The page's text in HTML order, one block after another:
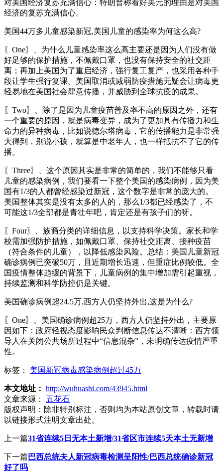
对美国经济复苏充满信心：特朗普称看好美元的理由是对美国
经济的复苏充满信心。
美国44万多儿童感染新冠,美国儿童的感染率为何这么高?
〖One〗、为什么儿童感染率这么高主要还是因为人们没有做
好足够的保护措施，不佩戴口罩，也没有保持安全的社交距
离；再加上美国为了重启经济，强行复工复产，也采用各种手
段让学生强行复课。美国取消或减弱防疫措施无疑会让病毒更
轻易地在美国社会肆意传播，并威胁到全球抗疫的成果。
〖Two〗、除了是因为儿童疫苗普及率不高的原因之外，还有
一个重要的原因，就是病毒变异，成为了更加具有传播力和生
命力的异种病毒，比如说德尔塔病毒，它的传播能力是非常强
大得到，别说小孩，就算是中老年人，也一样抵抗不了它的传
播。
〖Three〗、这个原因其实是非常的简单的，我们不能够只看
儿童的感染病例，我们要看一下整个美国的感染病例，因为美
国有1/3的人都曾经感染过新冠，这个数字是非常的庞大的。
美国整体其实是没有太多的人的，那么1/3都已经感染了，不
可能这1/3全部都是青壮年吧，肯定还是有孩子们的呀。
〖Four〗、族裔分类的详细信息，以支持科学决策。家长和学
校需加强防护措施，如佩戴口罩、保持社交距离、接种疫苗
（符合条件的儿童），以降低感染风险。总结：美国儿童新冠
确诊病例已突破50万，且近期增长迅速，但重症比例较低。全
国疫情整体趋缓的背景下，儿童病例的集中增加需引起重视，
持续监测和科学防控仍是关键。
美国确诊病例超24.5万,西方人仍坚持外出,这是为什么?
〖One〗、美国确诊病例超25万，西方人仍坚持外出，主要原
因如下：政府轻视态度影响民众判断信息传达不清晰：西方领
导人在关闭公共场所过程中“信息混杂”，未明确传达疫情严重
性。
标签： 美国新冠病毒感染病例超过45万
本文地址： http://wuhuashi.com/43945.html
文章来源：
五花石
版权声明： 除非特别标注，否则均为本站原创文章，转载时请
以链接形式注明文章出处。
上一篇31省连续5日无本土新增/31省区市连续5天本土无新增
下一篇 巴西总统夫人新冠病毒检测呈阳性/巴西总统确诊新冠
好了吗